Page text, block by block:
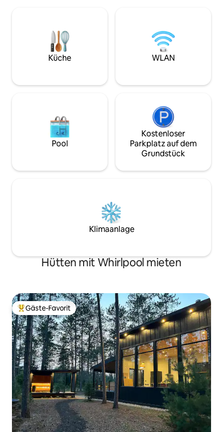
sind ein Propan-Kamin, ein Queensize-
Etagenbett, ein Grill, eine überdachte
Terrasse, ein Picknicktisch und eine
Feuerstelle. DU MÖCHTEST KEINE
Website findest du Pakete: Ausrüstung,
Dock,
Außenfeuer. Ein
Provincial Park
Abenteuer
Küche WLAN
Pool
Kostenloser
Parkplatz auf dem
Grundstück
Klimaanlage
Hütten mit Whirlpool mieten
Beliebter Gäste-Favorit.
Gäste-Favorit